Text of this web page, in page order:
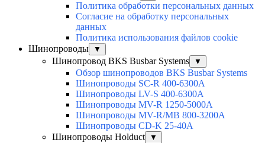
Политика обработки персональных данных
Согласие на обработку персональных
данных
Политика использования файлов cookie
Шинопроводы
▼
Шинопровод BKS Busbar Systems ▼
Обзор шинопроводов BKS Busbar Systems
Шинопроводы SC-R 400-6300A
Шинопроводы LV-S 400-6300A
Шинопроводы MV-R 1250-5000A
Шинопроводы MV-R/MB 800-3200A
Шинопроводы CD-K 25-40A
Шинопроводы Holduct
▼